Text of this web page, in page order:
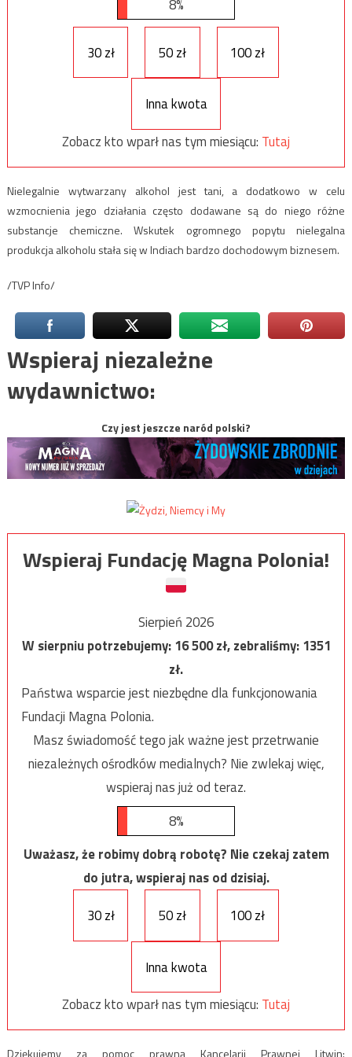
8%
30 zł 50 zł 100 zł
Inna kwota
Zobacz kto wparł nas tym miesiącu: Tutaj
Nielegalnie wytwarzany alkohol jest tani, a dodatkowo w celu
wzmocnienia jego działania często dodawane są do niego różne
substancje chemiczne. Wskutek ogromnego popytu nielegalna
produkcja alkoholu stała się w Indiach bardzo dochodowym biznesem.
/TVP Info/
Wspieraj niezależne
wydawnictwo:
Czy jest jeszcze naród polski?
Wspieraj Fundację Magna Polonia!
Sierpień 2026
W sierpniu potrzebujemy:16 500zł, zebraliśmy:1351
zł.
Państwa wsparcie jest niezbędne dla funkcjonowania
Fundacji Magna Polonia.
Masz świadomość tego jak ważne jest przetrwanie
niezależnych ośrodków medialnych? Nie zwlekaj więc,
wspieraj nas już od teraz.
8%
Uważasz, że robimy dobrą robotę? Nie czekaj zatem
do jutra, wspieraj nas od dzisiaj.
30 zł
50 zł 100 zł
Inna kwota
Zobacz kto wparł nas tym miesiącu: Tutaj
Dziękujemy za pomoc prawną Kancelarii Prawnej Litwin: